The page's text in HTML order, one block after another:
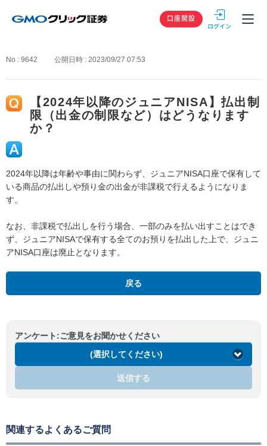
GMOクリック
口座開設
No : 9642 公開日時 : 2023/09/27 07:53
【2024年以降のジュニアNISA】払出制
限（出金の制限など）はどうなります
か？
2024年以降は年齢や事由に関わらず、ジュニアNISA口座で保有して
いる商品の払出しや預り金の出金が非課税で行えるようになりま
す。
なお、非課税で払出しを行う場合、一部のみを払い出すことはでき
ず、ジュニアNISAで保有する全てのお預りを払出した上で、ジュニ
アNISA口座は廃止となります。
戻る
アンケート:ご意見をお聞かせください
(選択してください)
送信する
関連するよくあるご質問